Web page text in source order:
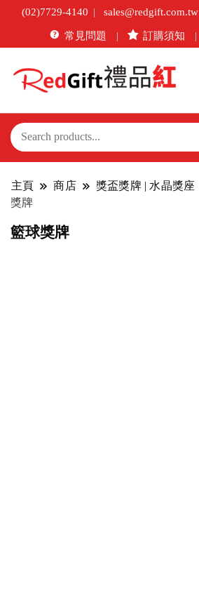
(02)7729-4140 sales@redgift.com.tw
常見問題 訂購須知
主頁 商店 獎盃獎牌 | 水晶獎座
獎牌
籃球獎牌